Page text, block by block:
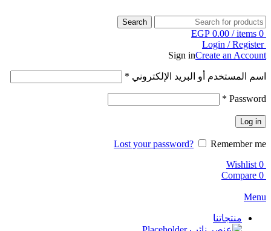
Search
0
items
/
EGP 0.00
Login / Register
Sign inCreate an Account
اسم المستخدم أو البريد الإلكتروني *
Password
*
Log in
Lost your password?
Remember me
0
Wishlist
0
Compare
Menu
منتجاتنا